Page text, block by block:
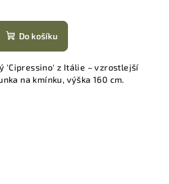
Do košíku
'Cipressino' z Itálie – vzrostlejší
na kmínku, výška 160 cm.